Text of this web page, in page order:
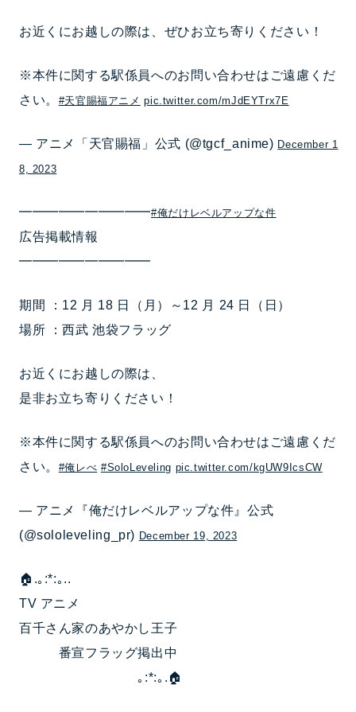
お近くにお越しの際は、ぜひお立ち寄りください！
※本件に関する駅係員へのお問い合わせはご遠慮くだ
さい。 #天官賜福アニメ pic.twitter.com/mJdEYTrx7E
— アニメ「天官賜福」公式 (@tgcf_anime) December 1
8, 2023
━━━━━━━━━━#俺だけレベルアップな件
広告掲載情報
━━━━━━━━━━
期間 ：12 月 18 日（月）～12 月 24 日（日）
場所 ：西武 池袋フラッグ
お近くにお越しの際は、
是非お立ち寄りください！
※本件に関する駅係員へのお問い合わせはご遠慮くだ
さい。 #俺レべ #SoloLeveling pic.twitter.com/kgUW9IcsCW
— アニメ『俺だけレベルアップな件』公式
(@sololeveling_pr) December 19, 2023
🏠.｡:*:｡..
TV アニメ
百千さん家のあやかし王子
番宣フラッグ掲出中
｡:*:｡.🏠